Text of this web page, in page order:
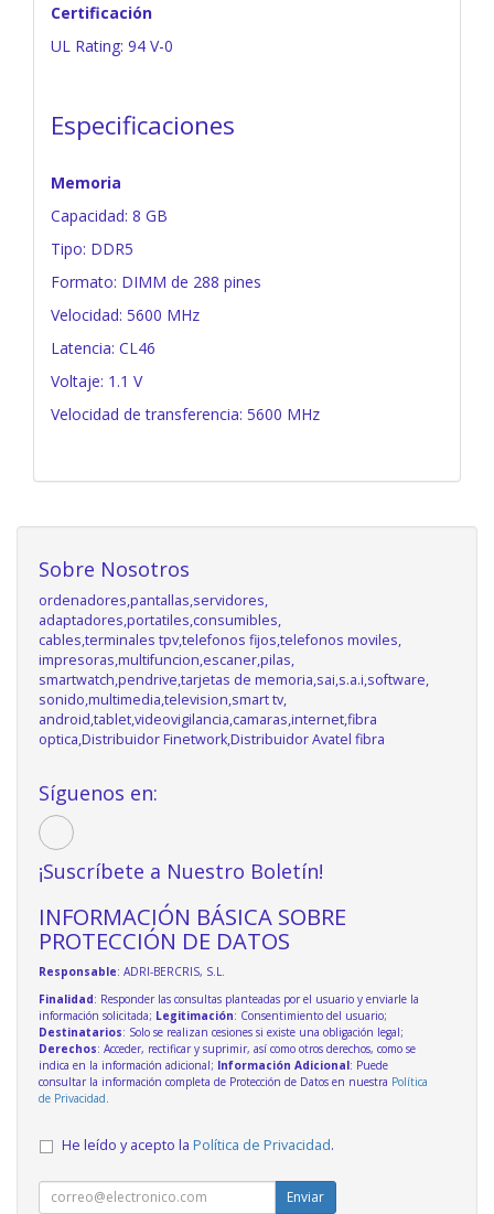
Certificación
UL Rating: 94 V-0
Especificaciones
Memoria
Capacidad: 8 GB
Tipo: DDR5
Formato: DIMM de 288 pines
Velocidad: 5600 MHz
Latencia: CL46
Voltaje: 1.1 V
Velocidad de transferencia: 5600 MHz
Sobre Nosotros
ordenadores,pantallas,servidores,
adaptadores,portatiles,consumibles,
cables,terminales tpv,telefonos fijos,telefonos moviles,
impresoras,multifuncion,escaner,pilas,
smartwatch,pendrive,tarjetas de memoria,sai,s.a.i,software,
sonido,multimedia,television,smart tv,
android,tablet,videovigilancia,camaras,internet,fibra
optica,Distribuidor Finetwork,Distribuidor Avatel fibra
Síguenos en:
¡Suscríbete a Nuestro Boletín!
INFORMACIÓN BÁSICA SOBRE
PROTECCIÓN DE DATOS
Responsable: ADRI-BERCRIS, S.L.
Finalidad: Responder las consultas planteadas por el usuario y enviarle la
información solicitada; Legitimación: Consentimiento del usuario;
Destinatarios: Solo se realizan cesiones si existe una obligación legal;
Derechos: Acceder, rectificar y suprimir, así como otros derechos, como se
indica en la información adicional; Información Adicional: Puede
consultar la información completa de Protección de Datos en nuestra Política
de Privacidad
He leído y acepto la Política de Privacidad.
Enviar